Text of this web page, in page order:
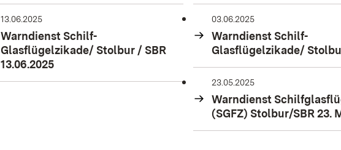
13.06.2025
Warndienst Schilf-
Glasflügelzikade/ Stolbur / SBR
13.06.2025
03.06.2025
Warndienst Schilf-
Glasflügelzikade/
23.05.2025
Warndienst
(SGFZ) Stolbur/SBR 23.